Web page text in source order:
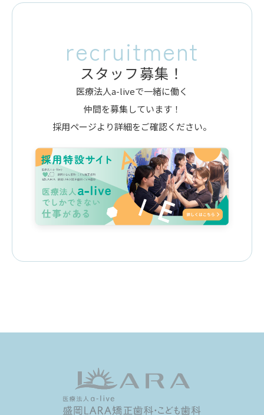
recruitment
スタッフ募集！
医療法人a-liveで一緒に働く
仲間を募集しています！
採用ページより詳細をご確認ください。